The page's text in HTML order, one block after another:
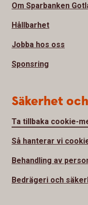
Om Sparbanken
Hållbarhet
Jobba hos oss
Sponsring
Säkerhet
Ta tillbaka cookie-
Så hanterar vi
Behandling av
Bedrägeri och